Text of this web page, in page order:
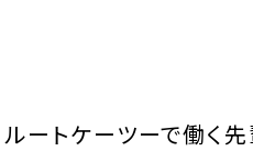
ルートケーツーで働く